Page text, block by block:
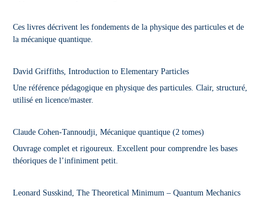
Ces livres décrivent les fondements de la physique des particules et de
la mécanique quantique.
David Griffiths, Introduction to Elementary Particles
Une référence pédagogique en physique des particules. Clair, structuré,
utilisé en licence/master.
Claude Cohen-Tannoudji, Mécanique quantique (2 tomes)
Ouvrage complet et rigoureux. Excellent pour comprendre les bases
théoriques de l’infiniment petit.
Leonard Susskind, The Theoretical Minimum – Quantum Mechanics